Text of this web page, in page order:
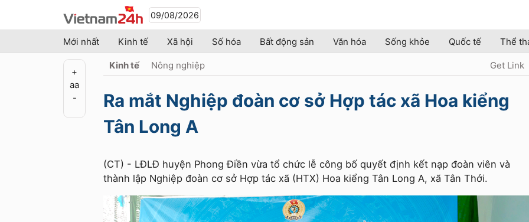
09/08/2026
Mới nhất Kinh tế Xã hội Số hóa Bất động sản Văn hóa Sống khỏe Quốc tế Thể
+
aa
-
Kinh tế Nông nghiệp Get Link
Ra mắt Nghiệp đoàn cơ sở Hợp tác xã Hoa kiểng
Tân Long A
(CT) - LĐLĐ huyện Phong Điền vừa tổ chức lễ công bố quyết định kết nạp đoàn viên và
thành lập Nghiệp đoàn cơ sở Hợp tác xã (HTX) Hoa kiểng Tân Long A, xã Tân Thới.